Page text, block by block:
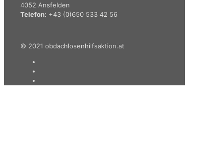
4052 Ansfelden
Telefon: +43 (0)650 533 42 56
© 2021 obdachlosenhilfsaktion.at